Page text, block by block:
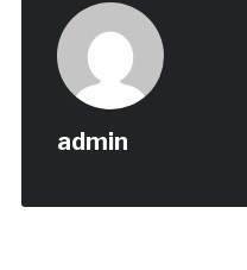
admin